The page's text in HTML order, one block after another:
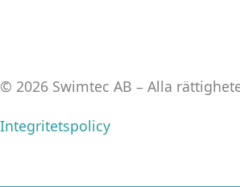
© 2026 Swimtec AB – Alla
Integritetspolicy